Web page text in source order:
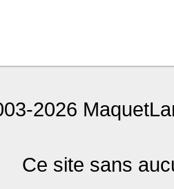
2026
Ce site sans